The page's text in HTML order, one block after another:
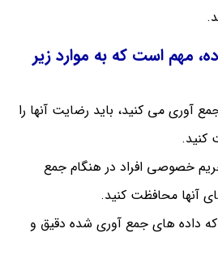
مهم است که به موارد زیر
جمع آوری می کنید، باید رضایت آنها را
کنید.
خصوصی افراد در هنگام جمع
آنها محافظت کنید.
داده های جمع آوری شده دقیق و